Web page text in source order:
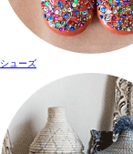
シューズ